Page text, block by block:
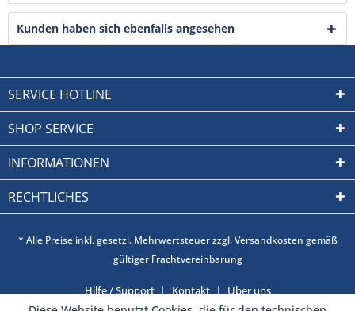
Kunden haben sich ebenfalls angesehen
SERVICE HOTLINE
SHOP SERVICE
INFORMATIONEN
RECHTLICHES
* Alle Preise inkl. gesetzl. Mehrwertsteuer zzgl. Versandkosten gemäß
gültiger Frachtvereinbarung
Hilfe / Support Kontakt Über uns